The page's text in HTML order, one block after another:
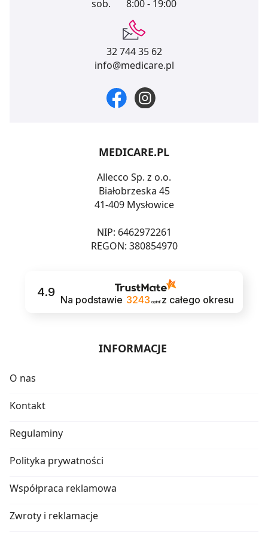
dla funkcjonowania Strony. Będzie się to jednak wiązało
z brakiem dostępu do wszystkich funkcjonalności
sob.
8:00 - 19:00
32 744 35 62
info@medicare.pl
MEDICARE.PL
Allecco Sp. z o.o.
Białobrzeska 45
41-409 Mysłowice
NIP: 6462972261
REGON: 380854970
4.9
Na podstawie 3243 opinii z całego okresu
INFORMACJE
O nas
Kontakt
Regulaminy
Polityka prywatności
Współpraca reklamowa
Zwroty i reklamacje